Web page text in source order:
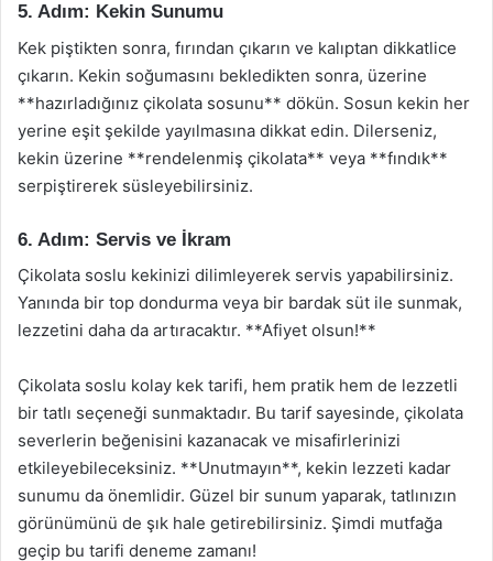
5. Adım: Kekin Sunumu
Kek piştikten sonra, fırından çıkarın ve kalıptan dikkatlice
çıkarın. Kekin soğumasını bekledikten sonra, üzerine
**hazırladığınız çikolata sosunu** dökün. Sosun kekin her
yerine eşit şekilde yayılmasına dikkat edin. Dilerseniz,
kekin üzerine **rendelenmiş çikolata** veya **fındık**
serpiştirerek süsleyebilirsiniz.
6. Adım: Servis ve İkram
Çikolata soslu kekinizi dilimleyerek servis yapabilirsiniz.
Yanında bir top dondurma veya bir bardak süt ile sunmak,
lezzetini daha da artıracaktır. **Afiyet olsun!**
Çikolata soslu kolay kek tarifi, hem pratik hem de lezzetli
bir tatlı seçeneği sunmaktadır. Bu tarif sayesinde, çikolata
severlerin beğenisini kazanacak ve misafirlerinizi
etkileyebileceksiniz. **Unutmayın**, kekin lezzeti kadar
sunumu da önemlidir. Güzel bir sunum yaparak, tatlınızın
görünümünü de şık hale getirebilirsiniz. Şimdi mutfağa
geçip bu tarifi deneme zamanı!